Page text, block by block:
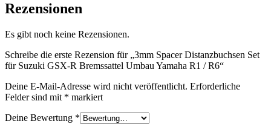
Rezensionen
Es gibt noch keine Rezensionen.
Schreibe die erste Rezension für „3mm Spacer Distanzbuchsen Set
für Suzuki GSX-R Bremssattel Umbau Yamaha R1 / R6“
Deine E-Mail-Adresse wird nicht veröffentlicht. Erforderliche
Felder sind mit * markiert
Deine Bewertung *